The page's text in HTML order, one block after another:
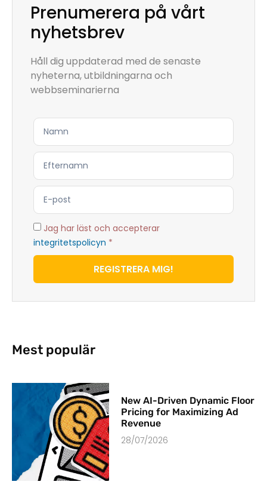
Prenumerera på vårt
nyhetsbrev
Håll dig uppdaterad med de senaste
nyheterna, utbildningarna och
webbseminarierna
Jag har läst och accepterar
integritetspolicyn *
REGISTRERA MIG!
Mest populär
New AI-Driven Dynamic Floor
Pricing for Maximizing Ad
Revenue
28/07/2026